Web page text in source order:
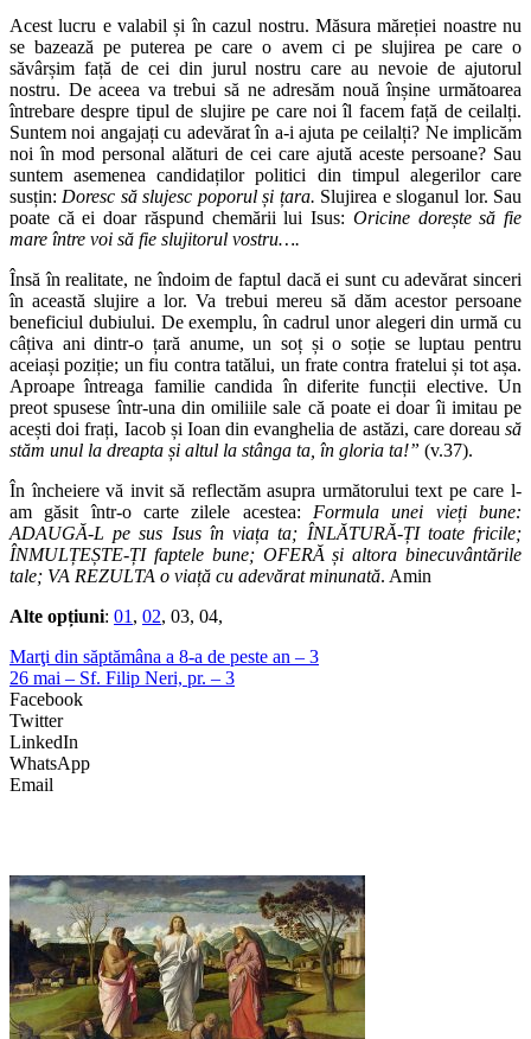
Acest lucru e valabil și în cazul nostru. Măsura măreției noastre nu
se bazează pe puterea pe care o avem ci pe slujirea pe care o
săvârșim față de cei din jurul nostru care au nevoie de ajutorul
nostru. De aceea va trebui să ne adresăm nouă înșine următoarea
întrebare despre tipul de slujire pe care noi îl facem față de ceilalți.
Suntem noi angajați cu adevărat în a-i ajuta pe ceilalți? Ne implicăm
noi în mod personal alături de cei care ajută aceste persoane? Sau
suntem asemenea candidaților politici din timpul alegerilor care
susțin: Doresc să slujesc poporul și țara. Slujirea e sloganul lor. Sau
poate că ei doar răspund chemării lui Isus: Oricine dorește să fie
mare între voi să fie slujitorul vostru….
Însă în realitate, ne îndoim de faptul dacă ei sunt cu adevărat sinceri
în această slujire a lor. Va trebui mereu să dăm acestor persoane
beneficiul dubiului. De exemplu, în cadrul unor alegeri din urmă cu
câțiva ani dintr-o țară anume, un soț și o soție se luptau pentru
aceiași poziție; un fiu contra tatălui, un frate contra fratelui și tot așa.
Aproape întreaga familie candida în diferite funcții elective. Un
preot spusese într-una din omiliile sale că poate ei doar îi imitau pe
acești doi frați, Iacob și Ioan din evanghelia de astăzi, care doreau să
stăm unul la dreapta și altul la stânga ta, în gloria ta!” (v.37).
În încheiere vă invit să reflectăm asupra următorului text pe care l-
am găsit într-o carte zilele acestea: Formula unei vieți bune:
ADAUGĂ-L pe sus Isus în viața ta; ÎNLĂTURĂ-ȚI toate fricile;
ÎNMULȚEȘTE-ȚI faptele bune; OFERĂ și altora binecuvântările
tale; VA REZULTA o viață cu adevărat minunată. Amin
Alte opțiuni: 01 , 02, 03, 04,
Marţi din săptămâna a 8-a de peste an – 3
26 mai – Sf. Filip Neri, pr. – 3
Facebook
Twitter
LinkedIn
WhatsApp
Email